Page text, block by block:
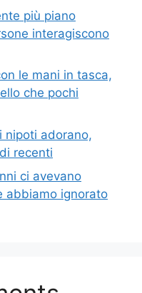
più piano
interagiscono
le mani in tasca,
che pochi
nipoti adorano,
recenti
ci avevano
abbiamo ignorato